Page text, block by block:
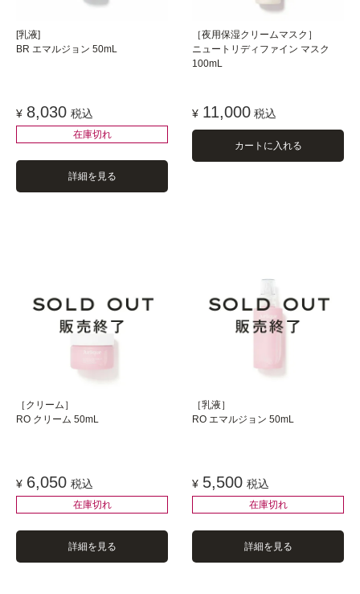
[乳液]
BR エマルジョン 50mL
¥ 8,030 税込
在庫切れ
詳細を見る
［夜用保湿クリームマスク］
ニュートリディファイン マスク
100mL
¥ 11,000 税込
カートに入れる
［クリーム］
RO クリーム 50mL
¥ 6,050 税込
在庫切れ
詳細を見る
［乳液］
RO エマルジョン 50mL
¥ 5,500 税込
在庫切れ
詳細を見る